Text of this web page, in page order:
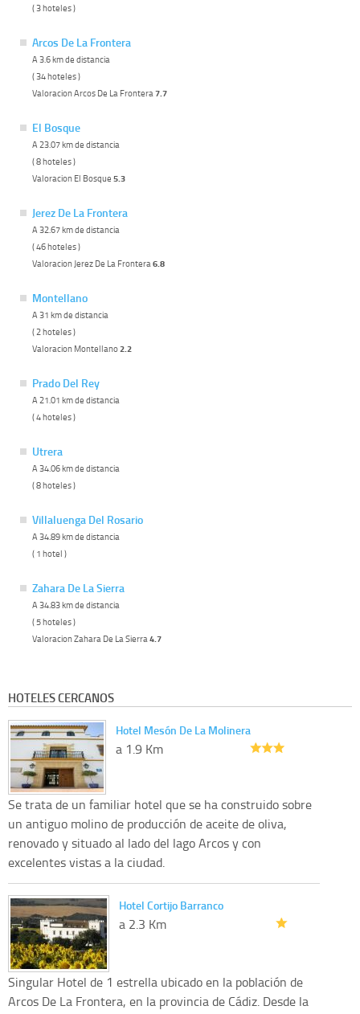
( 3 hoteles )
Arcos De La Frontera
A 3.6 km de distancia
( 34 hoteles )
Valoracion Arcos De La Frontera 7.7
El Bosque
A 23.07 km de distancia
( 8 hoteles )
Valoracion El Bosque 5.3
Jerez De La Frontera
A 32.67 km de distancia
( 46 hoteles )
Valoracion Jerez De La Frontera 6.8
Montellano
A 31 km de distancia
( 2 hoteles )
Valoracion Montellano2.2
Prado Del Rey
A 21.01 km de distancia
( 4 hoteles )
Utrera
A 34.06 km de distancia
( 8 hoteles )
Villaluenga Del Rosario
A 34.89 km de distancia
( 1 hotel )
Zahara De La Sierra
A 34.83 km de distancia
( 5 hoteles )
Valoracion Zahara De La Sierra 4.7
HOTELES CERCANOS
Hotel Mesón De La Molinera
a 1.9 Km
Se trata de un familiar hotel que se ha construido sobre
un antiguo molino de producción de aceite de oliva,
renovado y situado al lado del lago Arcos y con
excelentes vistas a la ciudad.
Hotel Cortijo Barranco
a 2.3 Km
Singular Hotel de 1 estrella ubicado en la población de
Arcos De La Frontera, en la provincia de Cádiz. Desde la